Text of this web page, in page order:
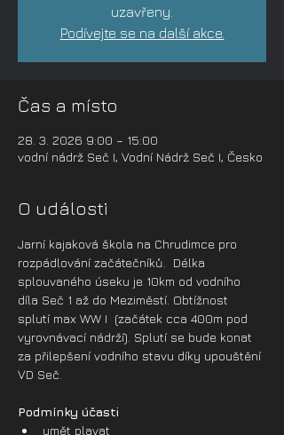
uzavřeny.
Podívejte se na další akce.
Čas a místo
28. 3. 2026 9:00 – 15:00
vodní nádrž Seč I, Vodní Nádrž Seč I, Česko
O události
Jarní kajaková škola na Chrudimce pro
rozpádlování začátečníků.  Délka
splouvaného úseku je 10km od vodního
díla Seč 1 až do Meziměstí. Obtížnost
splutí max WW I  (začátek cca 400m pod
vyrovnávací nádrží). Splutí se bude konat
za přilepšení vodního stavu díky upouštění
VD Seč.
Podmínky účasti
umět plavat